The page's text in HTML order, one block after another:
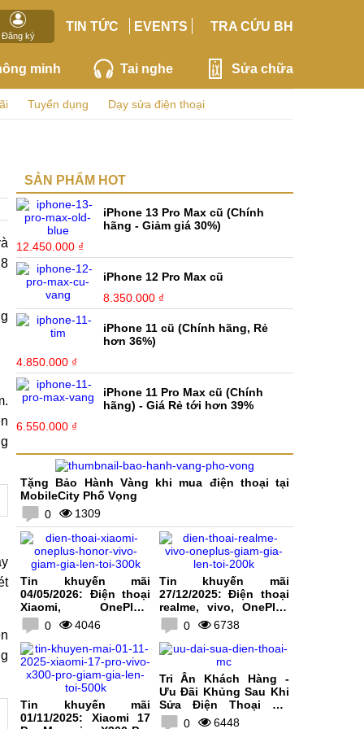
Đăng ký
TIN TỨC EVENTS TRA CỨU BH
minh Tai nghe Sửa chữa
Tuyển dụng Dạy sửa điện thoại
SẢN PHẨM HOT
iPhone 13 Pro Max cũ (Chính
hãng - Giảm giá 30%)
12.450.000 ₫
iPhone 12 Pro Max cũ
8.350.000 ₫
iPhone 11 cũ (Chính hãng, Rẻ
hơn 36%)
4.850.000 ₫
iPhone 11 Pro Max cũ (Chính
hãng) - Giá Rẻ tới hơn 39%
6.550.000 ₫
Tặng Bảo Hành Vàng khi mua điện thoại tại
MobileCity Phố Vọng
0
1309
Tin khuyến mãi
04/05/2026: Điện thoại
Xiaomi, OnePlus,
HONOR, vivo giảm giá
lên tới 300K
0 4046
Tin khuyến mãi
27/12/2025: Điện thoại
realme, vivo, OnePlus
giảm giá lên tới 200K
0 6738
Tin khuyến mãi
01/11/2025: Xiaomi 17
Tri Ân Khách Hàng -
Ưu Đãi Khủng Sau Khi
Sửa Điện Thoại Tại
MobileCity
0 6448